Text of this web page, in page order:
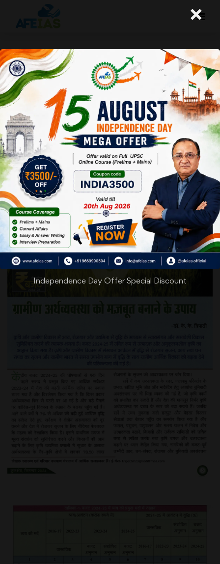
कुरुक्षेत्र : ग्रामीण अर्थव्यवस्था को मज़बूत
बनाने के उपाय
Afeias 14 Sep 2024
To Download Click Here.
×
Independence Day Offer Special Discount